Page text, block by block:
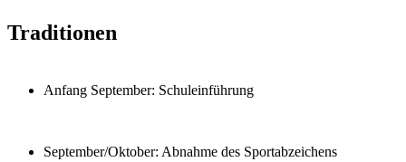
Traditionen
Anfang September: Schuleinführung
September/Oktober: Abnahme des Sportabzeichens